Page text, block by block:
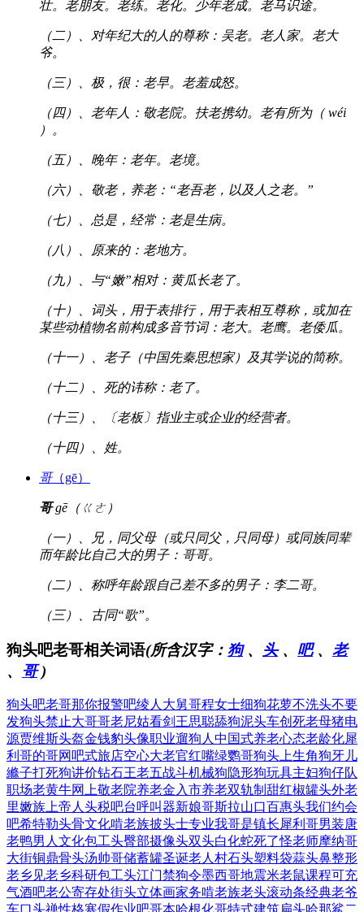
壮。老朋友。老练。老化。少年老成。老马识途。
（二）、对年纪大的人的尊称：吴老。老人家。老大
爷。
（三）、极，很：老早。老羞成怒。
（四）、老年人：敬老院。扶老携幼。老有所为（ wéi
）。
（五）、晚年：老年。老境。
（六）、敬老，养老：“老吾老，以及人之老。”
（七）、总是，经常：老是生病。
（八）、原来的：老地方。
（九）、与“嫩”相对：黄瓜长老了。
（十）、词头，用于表排行，用于表相互尊称，或加在
某些动植物名前构成多音节词：老大。老鹰。老倭瓜。
（十一）、老子（中国先秦思想家）及其学说的简称。
（十二）、死的讳称：老了。
（十三）、〔老板〕指业主或企业的经营者。
（十四）、姓。
哥（gē）
哥gē（ㄍㄜ）
（一）、兄，同父母（或只同父，只同母）或同族同辈
而年龄比自己大的男子：哥哥。
（二）、称呼年龄跟自己差不多的男子：李二哥。
（三）、古同“歌”。
狗头吧老哥相关词语(所含汉字： 狗、 头、 吧、 老
、 哥)
狗头吧老哥那你报警吧绫人大舅哥程女士细狗花萝不洗头不要
发狗头禁止大哥哥老尼姑看剑 王思聪舔狗泥头车创死老母猪电
源贾维斯头盔金钱豹头像职业遛狗人 中国式养老心态老龄化犀
利哥的哥网吧式旅店空心大老官红嘴绿鹦哥狗头上生角狗牙儿
縧子打死狗讲价钻石王老五战斗机械狗隐形狗玩具主妇狗仔队
职场老黄牛网上敬老院养老金入市养老双轨制 甜红椒罐头外老
里嫩族 上帝人头税吧台呼叫器新娘哥斯拉山口百惠头我们约会
吧希特勒头骨文化啃老族披头士专业我哥是镇长犀利哥男装唐
老鸭男人 文化包工头臀部摄像头双头白化蛇死了怪老师摩纳哥
大街铜鼎骨头汤帅哥储蓄罐圣诞老人村石头塑料袋蒜头鼻整形
老乡见老乡科研包工头江门禁狗令墨西哥地震米老鼠课程可充
气酒吧老公寄存处街头立体画家务啃老族老头滚动条经典老爷